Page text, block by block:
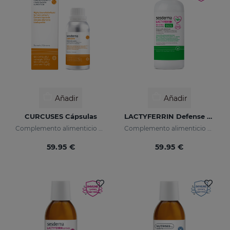
Añadir
CURCUSES Cápsulas
59.95 €
Añadir
LACTYFERRIN Defense EGCG 500ml
59.95 €